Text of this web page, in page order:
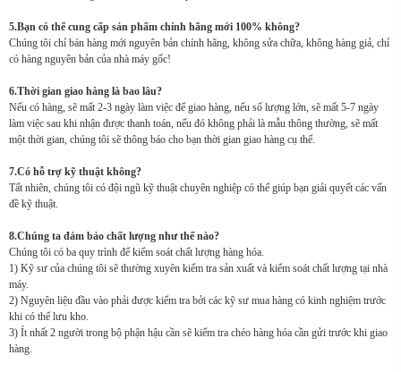
5.Bạn có thể cung cấp sản phẩm chính hãng mới 100% không?
Chúng tôi chỉ bán hàng mới nguyên bản chính hãng, không sửa chữa, không hàng giả, chỉ
có hàng nguyên bản của nhà máy gốc!
6.Thời gian giao hàng là bao lâu?
Nếu có hàng, sẽ mất 2-3 ngày làm việc để giao hàng, nếu số lượng lớn, sẽ mất 5-7 ngày
làm việc sau khi nhận được thanh toán, nếu đó không phải là mẫu thông thường, sẽ mất
một thời gian, chúng tôi sẽ thông báo cho bạn thời gian giao hàng cụ thể.
7.Có hỗ trợ kỹ thuật không?
Tất nhiên, chúng tôi có đội ngũ kỹ thuật chuyên nghiệp có thể giúp bạn giải quyết các vấn
đề kỹ thuật.
8.Chúng ta đảm bảo chất lượng như thế nào?
Chúng tôi có ba quy trình để kiểm soát chất lượng hàng hóa.
1) Kỹ sư của chúng tôi sẽ thường xuyên kiểm tra sản xuất và kiểm soát chất lượng tại nhà
máy.
2) Nguyên liệu đầu vào phải được kiểm tra bởi các kỹ sư mua hàng có kinh nghiệm trước
khi có thể lưu kho.
3) Ít nhất 2 người trong bộ phận hậu cần sẽ kiểm tra chéo hàng hóa cần gửi trước khi giao
hàng.